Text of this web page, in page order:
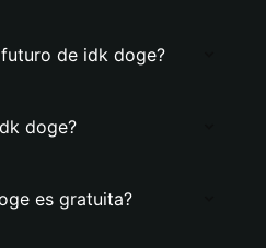
de idk doge?
doge?
es gratuita?